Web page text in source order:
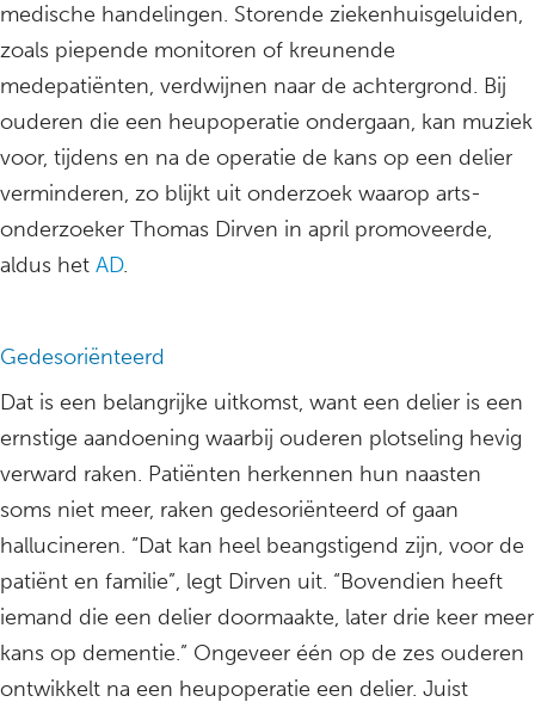
medische handelingen. Storende ziekenhuisgeluiden,
zoals piepende monitoren of kreunende
medepatiënten, verdwijnen naar de achtergrond. Bij
ouderen die een heupoperatie ondergaan, kan muziek
voor, tijdens en na de operatie de kans op een delier
verminderen, zo blijkt uit onderzoek waarop arts-
onderzoeker Thomas Dirven in april promoveerde,
aldus het AD.
Gedesoriënteerd
Dat is een belangrijke uitkomst, want een delier is een
ernstige aandoening waarbij ouderen plotseling hevig
verward raken. Patiënten herkennen hun naasten
soms niet meer, raken gedesoriënteerd of gaan
hallucineren. “Dat kan heel beangstigend zijn, voor de
patiënt en familie”, legt Dirven uit. “Bovendien heeft
iemand die een delier doormaakte, later drie keer meer
kans op dementie.” Ongeveer één op de zes ouderen
ontwikkelt na een heupoperatie een delier. Juist